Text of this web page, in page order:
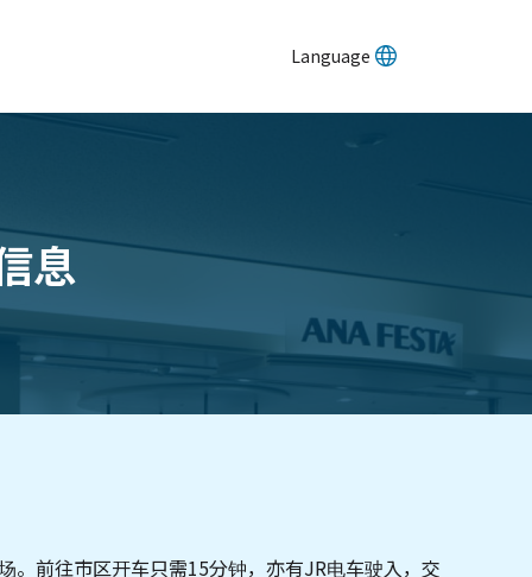
Language
息
。前往市区开车只需15分钟，亦有JR电车驶入，交